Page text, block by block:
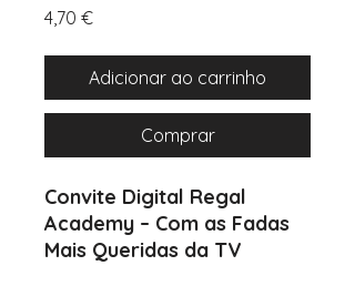
4,70 €Preço
Adicionar ao carrinho
Comprar
Convite Digital Regal
Academy – Com as Fadas
Mais Queridas da TV